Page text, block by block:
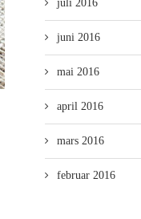
juli 2016
juni 2016
mai 2016
april 2016
mars 2016
februar 2016